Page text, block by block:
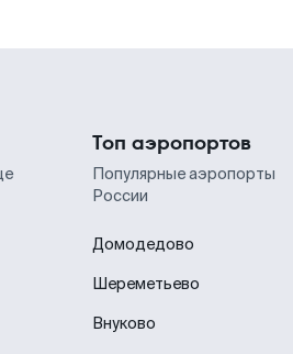
Топ аэропортов
Популярные аэропорты
России
Домодедово
Шереметьево
Внуково